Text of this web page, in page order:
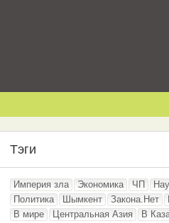
Тэги
Империя зла Экономика ЧП
Политика
Шымкент Закона.Нет
В мире
Центральная Азия В